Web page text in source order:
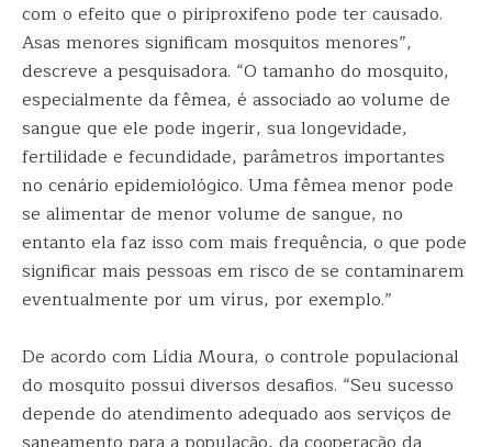
com o efeito que o piriproxifeno pode ter causado.
Asas menores significam mosquitos menores”,
descreve a pesquisadora. “O tamanho do mosquito,
especialmente da fêmea, é associado ao volume de
sangue que ele pode ingerir, sua longevidade,
fertilidade e fecundidade, parâmetros importantes
no cenário epidemiológico. Uma fêmea menor pode
se alimentar de menor volume de sangue, no
entanto ela faz isso com mais frequência, o que pode
significar mais pessoas em risco de se contaminarem
eventualmente por um vírus, por exemplo.”
De acordo com Lídia Moura, o controle populacional
do mosquito possui diversos desafios. “Seu sucesso
depende do atendimento adequado aos serviços de